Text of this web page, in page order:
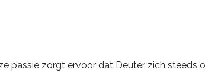
passie zorgt ervoor dat Deuter zich steeds